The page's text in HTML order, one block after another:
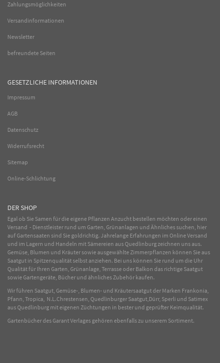
Zahlungsmöglichkeiten
Versandinformationen
Newsletter
befreundete Seiten
GESETZLICHE INFORMATIONEN
Impressum
AGB
Datenschutz
Widerrufsrecht
Sitemap
Online-Schlichtung
DER SHOP
Egal ob Sie Samen für die eigene Pflanzen Anzucht bestellen möchten oder einen
Versand - Dienstleister rund um Garten, Grünanlagen und Ähnliches suchen, hier
auf Gartensaaten sind Sie goldrichtig. Jahrelange Erfahrungen im OnlineVersand
und im Lagern und Handeln mit Sämereien aus Quedlinburg zeichnen uns aus.
Gemüse, Blumen und Kräuter sowie ausgewählteZimmerpflanzen können Sie aus
Saatgut in Spitzenqualität selbst anziehen. Bei uns können Sie rund um die Uhr
Qualität für Ihren Garten, Grünanlage, Terrasse oder Balkon das richtige Saatgut
sowie Gartengeräte, Bücher und ähnliches Zubehör kaufen.
Wir führen Saatgut, Gemüse-, Blumen- und Kräutersaatgut der Marken Frankonia,
Pfann, Tropica, N.L.Chrestensen, Quedlinburger Saatgut,Dürr, Sperli und Satimex
aus Quedlinburg mit eigenen Züchtungen in bester und geprüfter Keimqualität.
Gartenbücher des Garant Verlages gehören ebenfalls zu unserem Sortiment.